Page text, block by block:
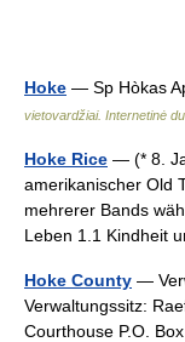
Hoke — Sp Hòkas
vietovardžiai. Internetinė
Hoke Rice — (* 8.
amerikanischer Old
mehrerer Bands
Leben 1.1 Kindheit
Hoke County —
Verwaltungssitz:
Courthouse P.O.